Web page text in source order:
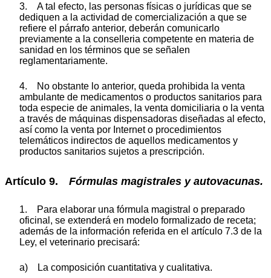
3. A tal efecto, las personas físicas o jurídicas que se
dediquen a la actividad de comercialización a que se
refiere el párrafo anterior, deberán comunicarlo
previamente a la conselleria competente en materia de
sanidad en los términos que se señalen
reglamentariamente.
4. No obstante lo anterior, queda prohibida la venta
ambulante de medicamentos o productos sanitarios para
toda especie de animales, la venta domiciliaria o la venta
a través de máquinas dispensadoras diseñadas al efecto,
así como la venta por Internet o procedimientos
telemáticos indirectos de aquellos medicamentos y
productos sanitarios sujetos a prescripción.
Artículo 9. Fórmulas magistrales y autovacunas.
1. Para elaborar una fórmula magistral o preparado
oficinal, se extenderá en modelo formalizado de receta;
además de la información referida en el artículo 7.3 de la
Ley, el veterinario precisará:
a) La composición cuantitativa y cualitativa.